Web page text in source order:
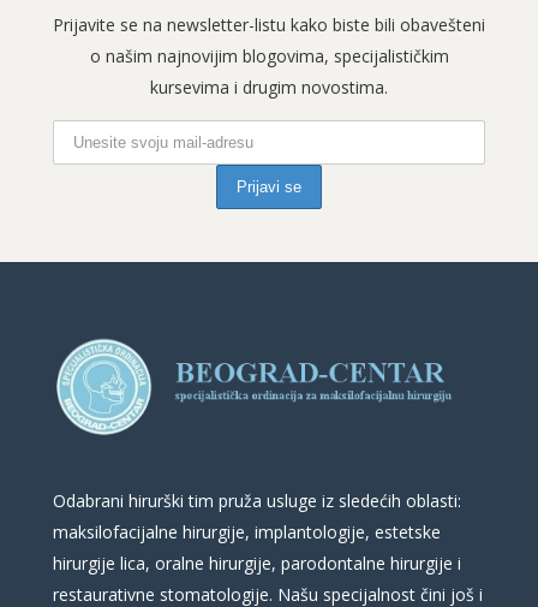
Prijavite se na newsletter-listu kako biste bili obavešteni
o našim najnovijim blogovima, specijalističkim
kursevima i drugim novostima.
Odabrani hirurški tim pruža usluge iz sledećih oblasti:
maksilofacijalne hirurgije, implantologije, estetske
hirurgije lica, oralne hirurgije, parodontalne hirurgije i
restaurativne stomatologije. Našu specijalnost čini još i